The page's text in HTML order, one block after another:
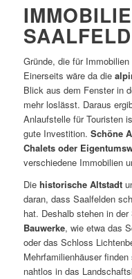
Gründe, die für
Einerseits wäre da die
Blick aus dem Fenster in
mehr loslässt. Daraus
Anlaufstelle für Touristen
gute Investition. Schöne
Chalets oder
verschiedene Immobilien
Die historische Altstadt
daran, dass Saalfelden
hat. Deshalb stehen in
Bauwerke, wie etwa das
oder das Schloss
Mehrfamilienhäuser
nahtlos in das